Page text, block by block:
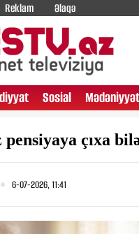
Reklam Əlaqə
Sosial Mədəniyyət
çıxa
6-07-2026, 11:41